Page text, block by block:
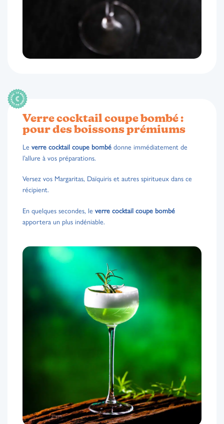
Verre cocktail coupe bombé :
pour des boissons prémiums
Le verre cocktail coupe bombé donne immédiatement de
l’allure à vos préparations.
Versez vos Margaritas, Daïquiris et autres spiritueux dans ce
récipient.
En quelques secondes, le verre cocktail coupe bombé
apportera un plus indéniable.